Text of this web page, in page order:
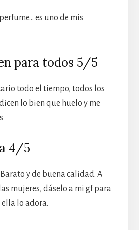
es uno de mis
para todos 5/5
todo el tiempo, todos los
lo bien que huelo y me
4/5
Barato y de buena calidad. A
mujeres, dáselo a mi gf para
ella lo adora.